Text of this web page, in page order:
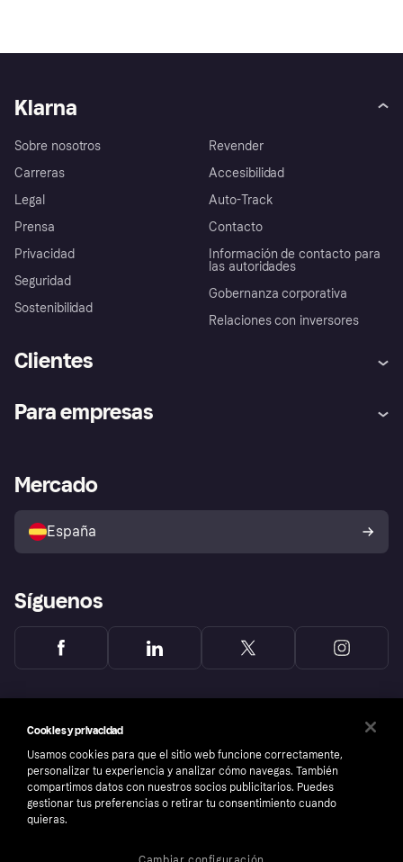
Klarna
Sobre nosotros
Carreras
Legal
Prensa
Privacidad
Seguridad
Sostenibilidad
Revender
Accesibilidad
Auto-Track
Contacto
Información de contacto para
las autoridades
Gobernanza corporativa
Relaciones con inversores
Clientes
Inicio de sesión
Directorio de tiendas
Política de protección al
comprador de Klarna
Reclamaciones
Para empresas
Acceso empresas
Mercado
España
Síguenos
Cookies y privacidad
Usamos cookies para que el sitio web funcione correctamente,
personalizar tu experiencia y analizar cómo navegas. También
compartimos datos con nuestros socios publicitarios. Puedes
gestionar tus preferencias o retirar tu consentimiento cuando
quieras.